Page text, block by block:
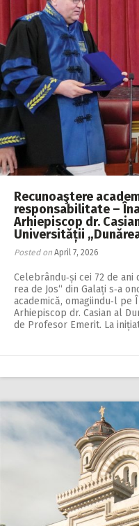
Recunoaştere
responsabilitate –
Arhiepiscop dr.
Universității
Posted on April 7, 2026
Celebrându‑și cei 72 de
rea de Jos“ din Galați s‑a
academică, omagiindu‑l
Arhiepiscop dr. Casian al
de Profesor Emerit. La